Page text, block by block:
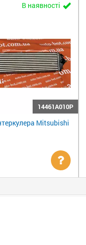
В наявності
14461A010P
Mitsubishi
ціну